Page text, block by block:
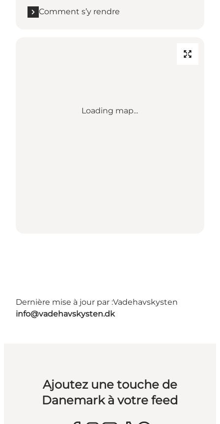
Comment s’y rendre
Loading map...
Dernière mise à jour par :Vadehavskysten
info@vadehavskysten.dk
Ajoutez une touche de
Danemark à votre feed